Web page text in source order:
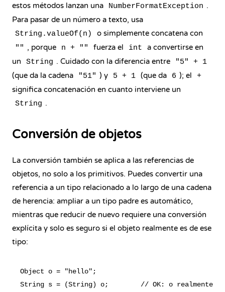
estos métodos lanzan una NumberFormatException .
Para pasar de un número a texto, usa
String.valueOf(n) o simplemente concatena con
"" , porque n + "" fuerza el int
a convertirse en
un
String . Cuidado con la diferencia entre "5" + 1
(que da la cadena "51" ) y 5 + 1 (que da 6 ); el +
significa concatenación en cuanto interviene un
String .
Conversión de objetos
La conversión también se aplica a las referencias de
objetos, no solo a los primitivos. Puedes convertir una
referencia a un tipo relacionado a lo largo de una cadena
de herencia: ampliar a un tipo padre es automático,
mientras que reducir de nuevo requiere una conversión
explícita y solo es seguro si el objeto realmente es de ese
tipo:
Object o = "hello";
String s = (String) o;        // OK: o realmente